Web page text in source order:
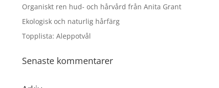
Organiskt ren hud- och hårvård från Anita Grant
Ekologisk och naturlig hårfärg
Topplista: Aleppotvål
Senaste kommentarer